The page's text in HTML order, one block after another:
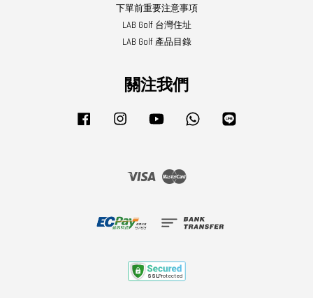
下單前重要注意事項
LAB Golf 台灣住址
LAB Golf 產品目錄
關注我們
Facebook Instagram YouTube Whatsapp
Visa Master